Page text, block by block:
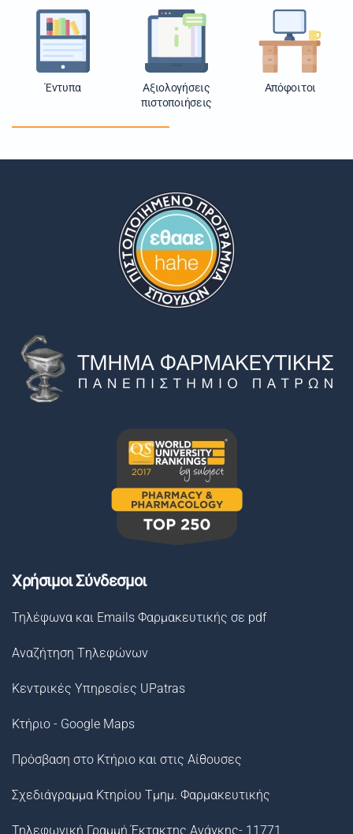
Έντυπα
Αξιολογήσεις
πιστοποιήσεις
Απόφοιτοι
Χρήσιμοι Σύνδεσμοι
Τηλέφωνα και Emails Φαρμακευτικής σε pdf
Αναζήτηση Tηλεφώνων
Κεντρικές Υπηρεσίες UPatras
Κτήριο - Google Maps
Πρόσβαση στο Κτήριο και στις Αίθουσες
Σχεδιάγραμμα Κτηρίου Τμημ. Φαρμακευτικής
Τηλεφωνική Γραμμή Έκτακτης Ανάγκης- 11771